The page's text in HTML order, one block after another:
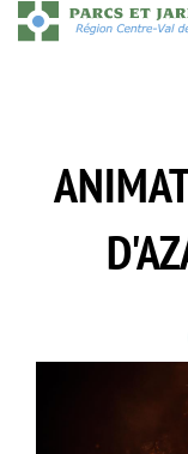
Aller
au